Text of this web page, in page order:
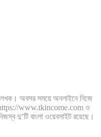
অবসর সময়ে অনলাইনে নিজে
https://www.tkincome.com ও
দু’টি বাংলা ওয়েবসাইট রয়েছে।